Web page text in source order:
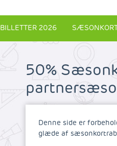
BILLETTER 2026
50%
Denne side er
glæde af